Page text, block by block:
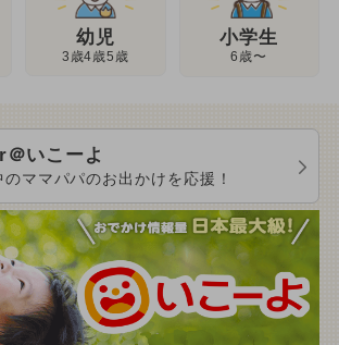
幼児
3歳4歳5歳
小学生
6歳〜
いこーよ
ママパパのお出かけを応援！